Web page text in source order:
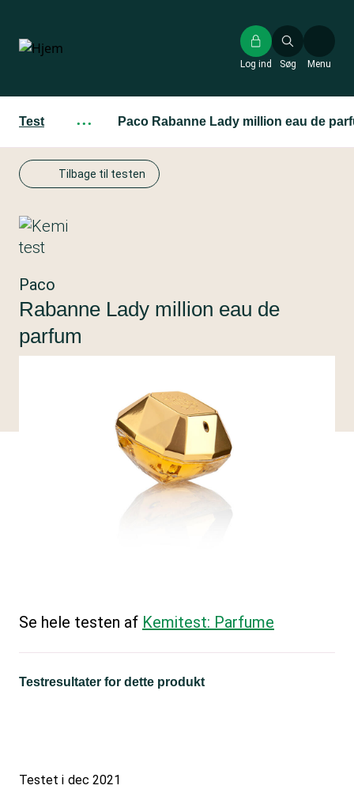
hovedindhold
Søg
Log ind Menu
Test ··· Paco Rabanne Lady million eau de
Tilbage til testen
Paco
Rabanne Lady million eau de
parfum
Se hele testen af Kemitest: Parfume
Testresultater for dette produkt
Testet i dec 2021